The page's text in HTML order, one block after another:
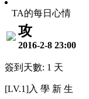
TA的每日心情
攻
2016-2-8 23:00
簽到天數: 1 天
[LV.1]入 學 新 生